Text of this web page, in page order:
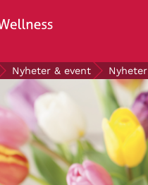
Sverige
Nyheter & event Nyheter